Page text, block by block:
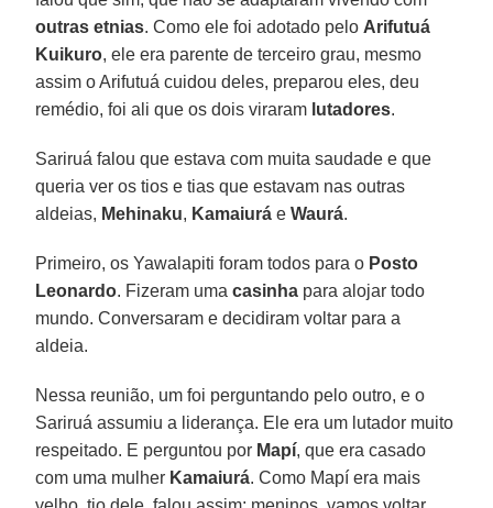
outras etnias. Como ele foi adotado pelo Arifutuá
Kuikuro, ele era parente de terceiro grau, mesmo
assim o Arifutuá cuidou deles, preparou eles, deu
remédio, foi ali que os dois viraram lutadores.
Sariruá falou que estava com muita saudade e que
queria ver os tios e tias que estavam nas outras
aldeias, Mehinaku, Kamaiurá eWaurá.
Primeiro, os Yawalapiti foram todos para o Posto
Leonardo. Fizeram umacasinha para alojar todo
mundo. Conversaram e decidiram voltar para a
aldeia.
Nessa reunião, um foi perguntando pelo outro, e o
Sariruá assumiu a liderança. Ele era um lutador muito
respeitado. E perguntou por Mapí, que era casado
com uma mulher Kamaiurá. Como Mapí era mais